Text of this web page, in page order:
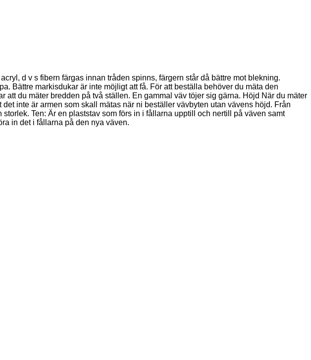
d v s fibern färgas innan tråden spinns, färgern står då bättre mot blekning.
Bättre markisdukar är inte möjligt att få. För att beställa behöver du mäta den
du mäter bredden på två ställen. En gammal väv töjer sig gärna. Höjd När du mäter
inte är armen som skall mätas när ni beställer vävbyten utan vävens höjd. Från
Ten: Är en plaststav som förs in i fållarna upptill och nertill på väven samt
in det i fållarna på den nya väven.